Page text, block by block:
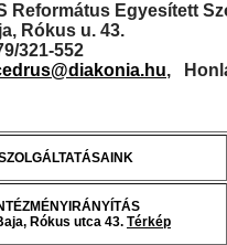
Református Egyesített
Rókus u. 43.
321-552
,
Rókus utca 43. Térkép